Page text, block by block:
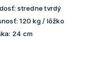
stredne tvrdý
120 kg / lôžko
24 cm